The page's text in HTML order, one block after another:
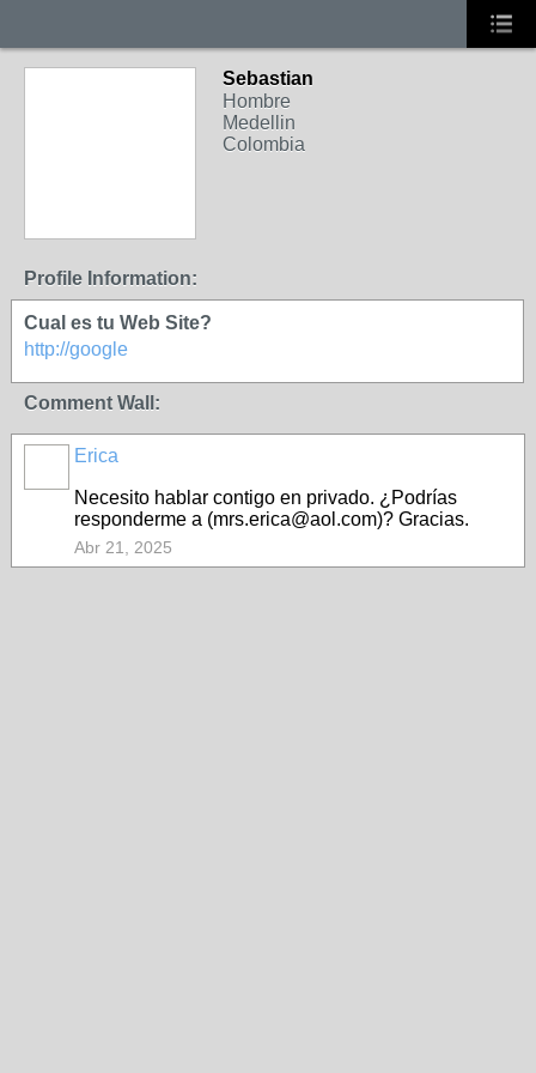
Sebastian
Hombre
Medellin
Colombia
Profile Information:
Cual es tu Web Site?
http://google
Comment Wall:
Erica
Necesito hablar contigo en privado. ¿Podrías
responderme a (mrs.erica@aol.com)? Gracias.
Abr 21, 2025